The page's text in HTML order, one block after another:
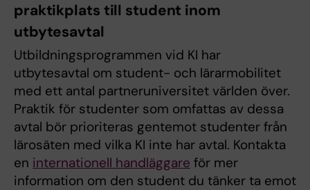
praktikplats till student inom
utbytesavtal
Utbildningsprogrammen vid KI har
utbytesavtal om student- och lärarmobilitet
med ett antal partneruniversitet världen över.
Praktik för studenter som omfattas av dessa
avtal bör prioriteras gentemot studenter från
lärosäten med vilka KI inte har avtal. Kontakta
en internationell handläggare för mer
information om den student du tänker ta emot